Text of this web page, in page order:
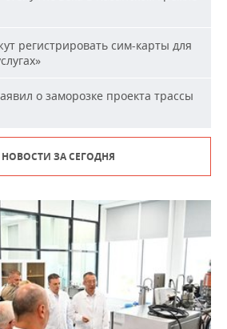
регистрировать сим-карты для
о заморозке проекта трассы
НОВОСТИ ЗА СЕГОДНЯ